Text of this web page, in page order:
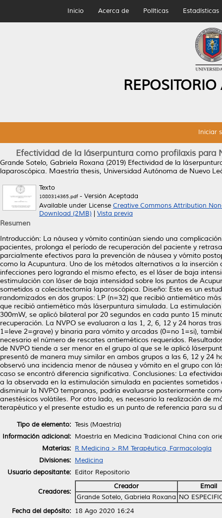
Inicio Acerca de Políticas Estadísticas
Iniciar
Efectividad de la láserpuntura como profilaxis
Grande Sotelo, Gabriela Roxana (2019) Efectividad de la
laparoscópica. Maestría thesis, Universidad Autónoma de Nuevo
Texto
1080314365.pdf- Versión Aceptada
Available under License Creative Commons Attribution
Download (2MB)
Vista previa
Resumen
Introducción: La náusea y vómito continúan siendo una
pacientes, prolonga el período de recuperación del paciente y
parcialmente efectivos para la prevención de náusea y vómito
como la Acupuntura. Uno de los métodos alternativos a la
infecciones pero logrando el mismo efecto, es el láser de baja
estimulación con láser de baja intensidad sobre los puntos de
sometidos a colecistectomía laparoscópica. Diseño: Este es un
randomizados en dos grupos: LP (n=32) que recibió antiemético
que recibió antiemético más láserpuntura simulada. La
300mW, se aplicó bilateral por 20 segundos en cada punto 15
recuperación. La NVPO se evaluaron a las 1, 2, 6, 12 y 24 horas
1=leve 2=grave) y binaria para vómito y arcadas (0=no 1=si),
necesario el número de rescates antieméticos requeridos.
de NVPO tiende a ser menor en el grupo al que se le aplicó
presentó de manera muy similar en ambos grupos a las 6, 12 y 24
observó una incidencia menor de náusea y vómito en el grupo con
caso se encontró diferencia significativa. Conclusiones: La
a la observada en la estimulación simulada en pacientes
disminuir la NVPO tempranas, podría evaluarse posteriormente
anestésicos volátiles. Por otro lado, es necesario la realización de
terapéutico y el presente estudio es un punto de referencia para su
Tipo de elemento: Tesis (Maestría)
Información adicional: Maestría en Medicina Tradicional China con
Materias: R Medicina > RM Terapéutica, Farmacología
Divisiones: Medicina
Usuario depositante: Editor Repositorio
Creadores:
Creador
Email
Grande Sotelo, Gabriela Roxana NO
Fecha del depósito: 18 Ago 2020 16:24